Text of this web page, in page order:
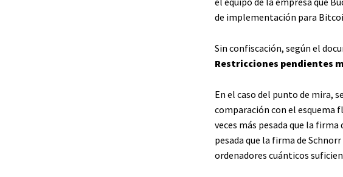
de implementación para
Sin confiscación, según el
Restricciones pendientes
En el caso del punto de mira,
comparación con el esquema
veces más pesada que la firma
pesada que la firma de
ordenadores cuánticos